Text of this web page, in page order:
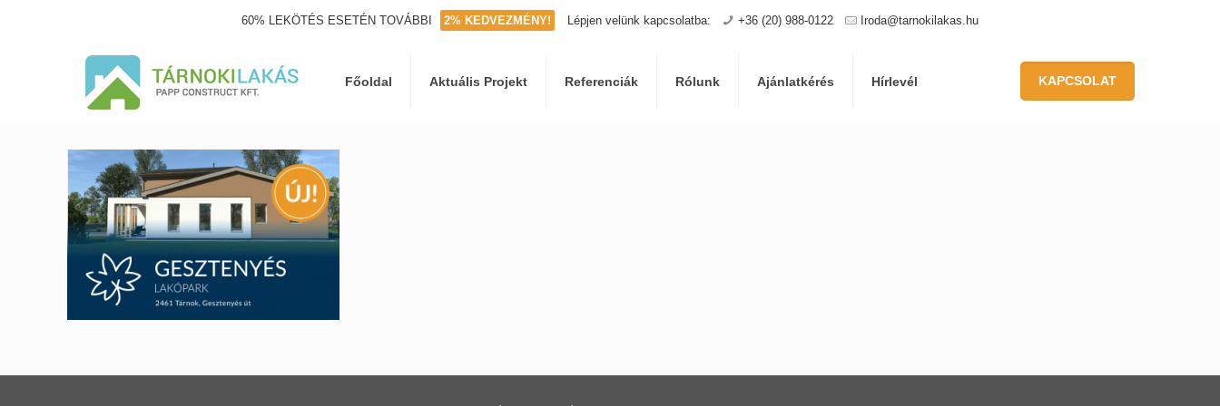
60% LEKÖTÉS ESETÉN TOVÁBBI 2% KEDVEZMÉNY! Lépjen velünk kapcsolatba: +36 (20) 988-0122 Iroda@tarnokilakas.hu
Főoldal Aktuális Projekt Referenciák Rólunk Ajánlatkérés Hírlevél KAPCSOLAT